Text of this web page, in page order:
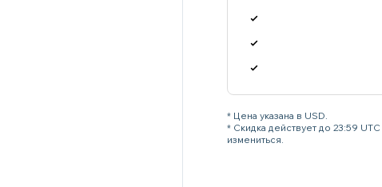
* Цена указана в USD.
* Скидка действует до 23:59
измениться.